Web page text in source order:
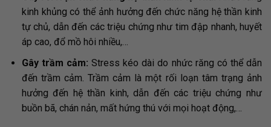
kinh khủng có thể ảnh hưởng đến chức năng hệ thần kinh
tự chủ, dẫn đến các triệu chứng như tim đập nhanh, huyết
áp cao, đổ mồ hôi nhiều,…
Gây trầm cảm: Stress kéo dài do nhức răng có thể dẫn
đến trầm cảm. Trầm cảm là một rối loạn tâm trạng ảnh
hưởng đến hệ thần kinh, dẫn đến các triệu chứng như
buồn bã, chán nản, mất hứng thú với mọi hoạt động,…